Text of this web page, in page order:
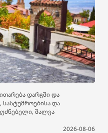
დარგში და
სასტუმროებისა და
შალვა
2026-08-06